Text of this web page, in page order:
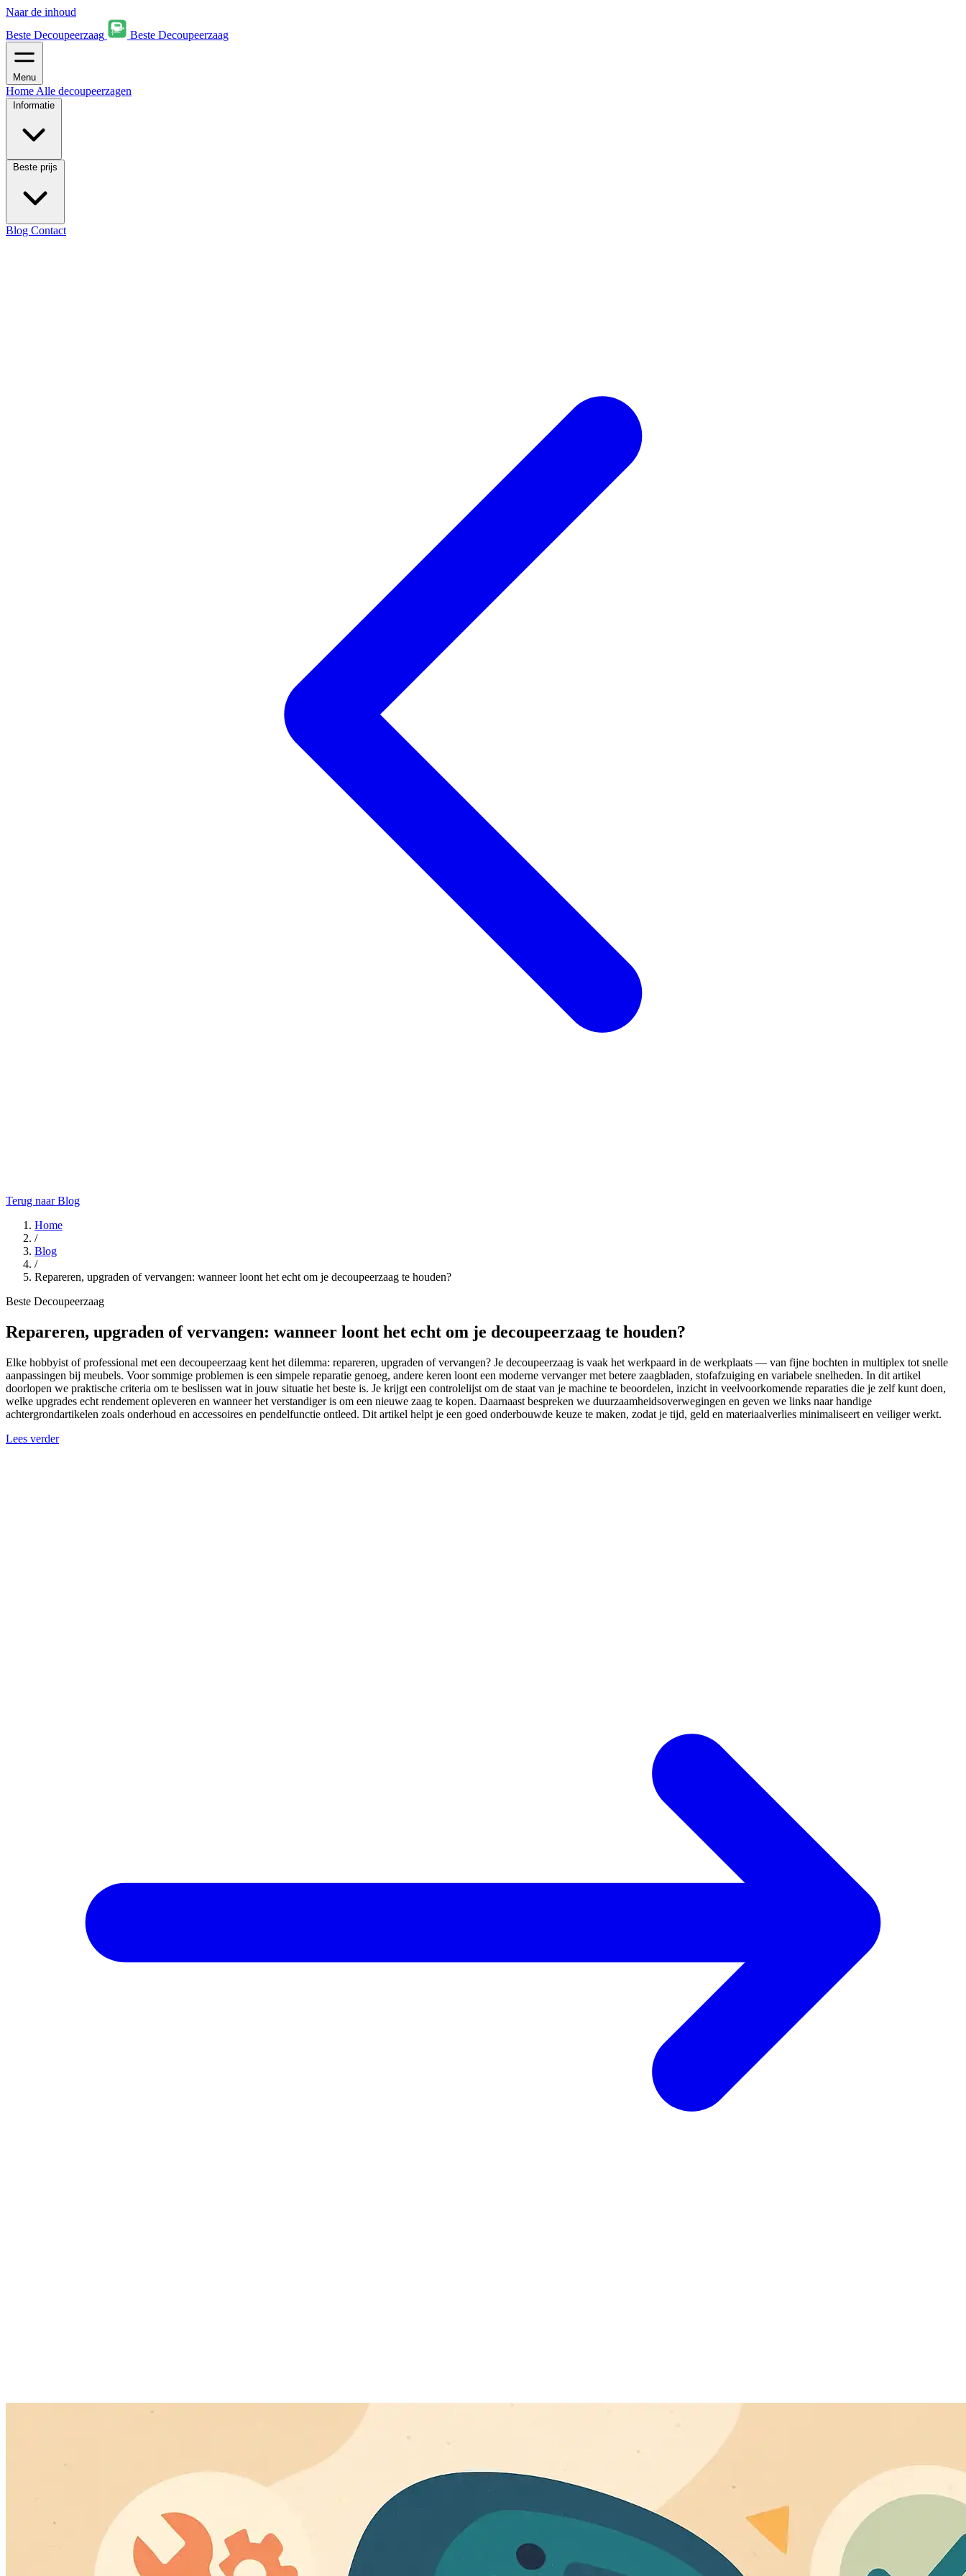
Naar de inhoud
Beste Decoupeerzaag
Beste Decoupeerzaag
Menu
Home Alle decoupeerzagen
Informatie
Beste prijs
Blog Contact
Terug naar Blog
Home
/
Blog
/
Repareren, upgraden of vervangen: wanneer loont het echt om je decoupeerzaag te houden?
Beste Decoupeerzaag
Repareren, upgraden of vervangen: wanneer loont het echt om je decoupeerzaag te houden?
Elke hobbyist of professional met een decoupeerzaag kent het dilemma: repareren, upgraden of vervangen? Je decoupeerzaag is vaak het werkpaard in de werkplaats — van fijne bochten in multiplex tot snelle
aanpassingen bij meubels. Voor sommige problemen is een simpele reparatie genoeg, andere keren loont een moderne vervanger met betere zaagbladen, stofafzuiging en variabele snelheden. In dit artikel
doorlopen we praktische criteria om te beslissen wat in jouw situatie het beste is. Je krijgt een controlelijst om de staat van je machine te beoordelen, inzicht in veelvoorkomende reparaties die je zelf kunt doen,
welke upgrades echt rendement opleveren en wanneer het verstandiger is om een nieuwe zaag te kopen. Daarnaast bespreken we duurzaamheidsoverwegingen en geven we links naar handige
achtergrondartikelen zoals onderhoud en accessoires en pendelfunctie ontleed. Dit artikel helpt je een goed onderbouwde keuze te maken, zodat je tijd, geld en materiaalverlies minimaliseert en veiliger werkt.
Lees verder